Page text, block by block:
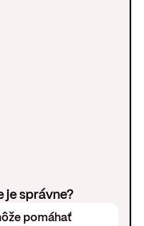
je správne?
pomáhať